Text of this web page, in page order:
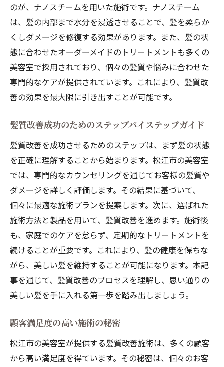
のが、ナノスチームを用いた施術です。ナノスチーム
は、髪の内部まで水分を浸透させることで、髪を柔らか
くしダメージを修復する効果があります。また、髪の状
態に合わせたオーダーメイドのトリートメントも多くの
美容室で採用されており、個々の髪質や悩みに合わせた
専門的なケアが提供されています。これにより、髪質改
善の効果を最大限に引き出すことが可能です。
髪質改善成功のためのステップバイステップガイド
髪質改善を成功させるためのステップは、まず髪の状態
を正確に理解することから始まります。松江市の美容室
では、専門的なカウンセリングを通じてお客様の髪質や
ダメージを詳しく評価します。その結果に基づいて、
個々に最適な施術プランを提案します。次に、選ばれた
施術方法と製品を用いて、髪質改善を進めます。施術後
も、家庭でのケアを怠らず、定期的なトリートメントを
続けることが重要です。これにより、髪の健康を保ちな
がら、美しい髪を維持することが可能になります。本記
事を通じて、髪質改善のプロセスを理解し、思い通りの
美しい髪を手に入れる第一歩を踏み出しましょう。
顧客満足度の高い施術の秘密
松江市の美容室が提供する髪質改善施術は、多くの顧客
から高い満足度を得ています。その秘密は、個々のお客